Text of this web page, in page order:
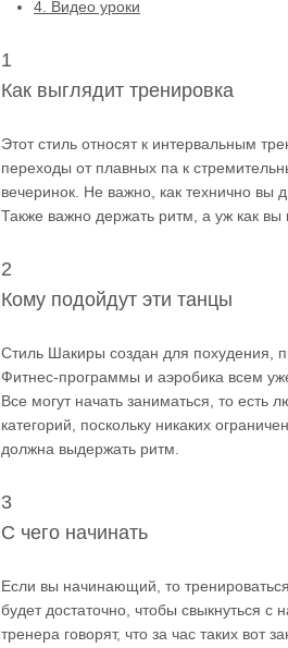
4. Видео уроки
1
Как выглядит тренировка
Этот стиль относят к интервальным
переходы от плавных па к
вечеринок. Не важно, как технично вы
Также важно держать ритм, а уж как
2
Кому подойдут эти танцы
Стиль Шакиры создан для похудения,
Фитнес-программы и аэробика всем
Все могут начать заниматься, то есть
категорий, поскольку никаких
должна выдержать ритм.
3
С чего начинать
Если вы начинающий, то
будет достаточно, чтобы свыкнуться с
тренера говорят, что за час таких вот